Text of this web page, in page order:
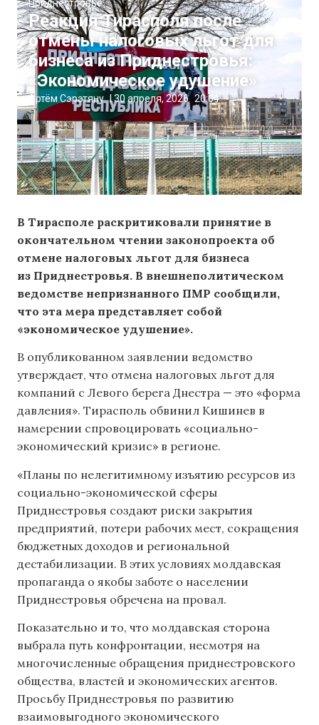
Приднестровье
Реакция Тирасполя после
отмены налоговых льгот для
бизнеса из Приднестровья:
«Экономическое удушение»
Артём Сэрэтяну |30 апреля, 2026 20:04
В Тирасполе раскритиковали принятие в
окончательном чтении законопроекта об
отмене налоговых льгот для бизнеса
из Приднестровья. В внешнеполитическом
ведомстве непризнанного ПМР сообщили,
что эта мера представляет собой
«экономическое удушение».
В опубликованном заявлении ведомство
утверждает, что отмена налоговых льгот для
компаний с Левого берега Днестра — это «форма
давления». Тирасполь обвинил Кишинев в
намерении спровоцировать «социально-
экономический кризис» в регионе.
«Планы по нелегитимному изъятию ресурсов из
социально-экономической сферы
Приднестровья создают риски закрытия
предприятий, потери рабочих мест, сокращения
бюджетных доходов и региональной
дестабилизации. В этих условиях молдавская
пропаганда о якобы заботе о населении
Приднестровья обречена на провал.
Показательно и то, что молдавская сторона
выбрала путь конфронтации, несмотря на
многочисленные обращения приднестровского
общества, властей и экономических агентов.
Просьбу Приднестровья по развитию
взаимовыгодного экономического